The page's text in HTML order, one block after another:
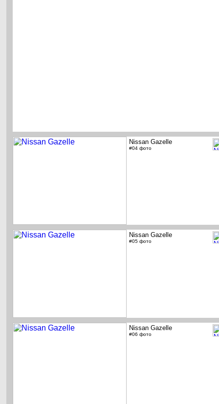
Nissan Gazelle
#04 фото
Nissan Gazelle
#05 фото
Nissan Gazelle
#06 фото